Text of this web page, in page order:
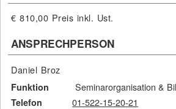
€ 810,00 Preis inkl. Ust.
ANSPRECHPERSON
Daniel Broz
Funktion Seminarorganisation &
Telefon 01-522-15-20-21